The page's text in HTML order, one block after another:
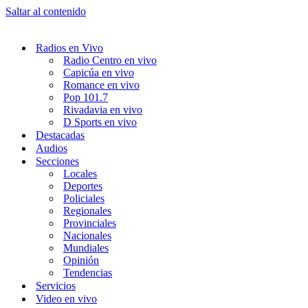
Saltar al contenido
Radios en Vivo
Radio Centro en vivo
Capicúa en vivo
Romance en vivo
Pop 101.7
Rivadavia en vivo
D Sports en vivo
Destacadas
Audios
Secciones
Locales
Deportes
Policiales
Regionales
Provinciales
Nacionales
Mundiales
Opinión
Tendencias
Servicios
Video en vivo